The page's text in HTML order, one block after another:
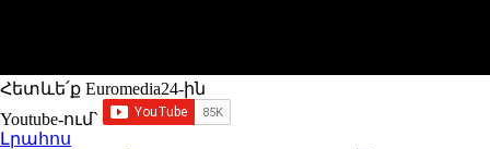
Հետևե՛ք Euromedia24-ին
Youtube-ում`
Լրահոս